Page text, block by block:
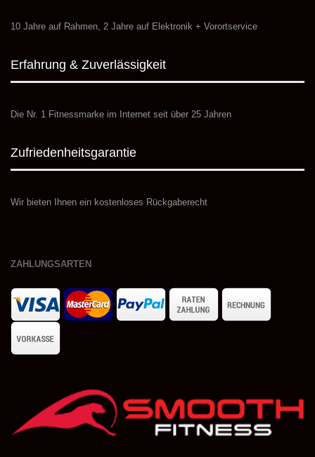
10 Jahre auf Rahmen, 2 Jahre auf Elektronik + Vorortservice
Erfahrung & Zuverlässigkeit
Die Nr. 1 Fitnessmarke im Internet seit über 25 Jahren
Zufriedenheitsgarantie
Wir bieten Ihnen ein kostenloses Rückgaberecht
ZAHLUNGSARTEN